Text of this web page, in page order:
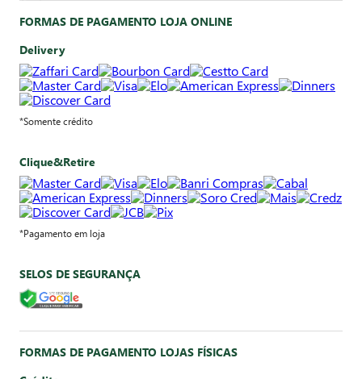
FORMAS DE PAGAMENTO LOJA ONLINE
Delivery
*Somente crédito
Clique&Retire
*Pagamento em loja
SELOS DE SEGURANÇA
FORMAS DE PAGAMENTO LOJAS FÍSICAS